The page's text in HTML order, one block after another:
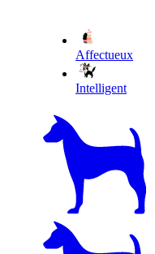
Affectueux
Intelligent